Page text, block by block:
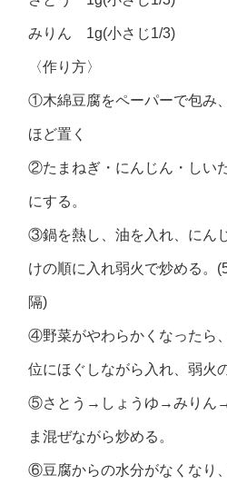
みりん 1g(小さじ1/3)
〈作り方〉
①木綿豆腐をペーパーで包み
ほど置く
②たまねぎ・にんじん・しい
にする。
③鍋を熱し、油を入れ、にん
けの順に入れ弱火で炒める。
隔)
④野菜がやわらかくなったら
位にほぐしながら入れ、弱火
⑤さとう→しょうゆ→みりん→
ま混ぜながら炒める。
⑥豆腐からの水分がなくなり